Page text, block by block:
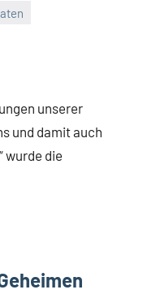
unserer
und damit auch
wurde die